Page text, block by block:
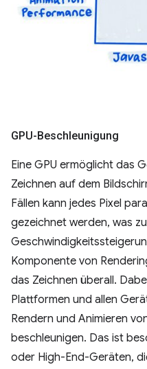
GPU-Beschleunigung
Eine GPU ermöglicht das
Zeichnen auf dem
Fällen kann jedes Pixel
gezeichnet werden, was
Komponente von
das Zeichnen überall.
Plattformen und allen
Rendern und Animieren
beschleunigen. Das ist
oder High-End-Geräten,